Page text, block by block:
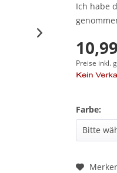
Ich habe
Preise inkl.
Farbe: